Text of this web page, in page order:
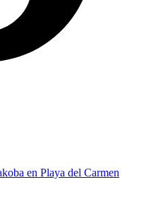
en Playa del Carmen